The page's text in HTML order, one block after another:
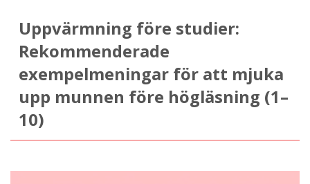
Uppvärmning före studier:
Rekommenderade
exempelmeningar för att mjuka
upp munnen före högläsning (1–
10)